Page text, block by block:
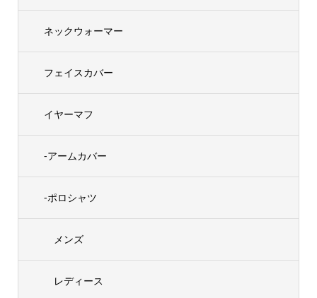
ネックウォーマー
フェイスカバー
イヤーマフ
-アームカバー
-ポロシャツ
メンズ
レディース